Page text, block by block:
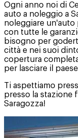
Ogni anno noi di
auto a noleggio a
noleggiare un'auto
con tutte le
bisogno per
città e nei suoi
copertura
per lasciare il
Ti aspettiamo
presso la stazione
Saragozza!